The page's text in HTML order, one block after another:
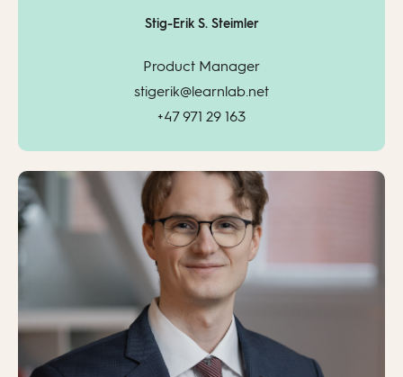
Stig-Erik S. Steimler
Product Manager
stigerik@learnlab.net
+47 971 29 163